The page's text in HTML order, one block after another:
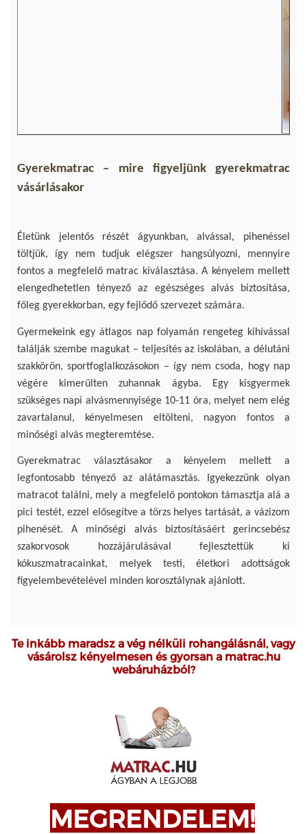
Gyerekmatrac – mire figyeljünk gyerekmatrac
vásárlásakor
Életünk jelentős részét ágyunkban, alvással, pihenéssel
töltjük, így nem tudjuk elégszer hangsúlyozni, mennyire
fontos a megfelelő matrac kiválasztása. A kényelem mellett
elengedhetetlen tényező az egészséges alvás biztosítása,
főleg gyerekkorban, egy fejlődő szervezet számára.
Gyermekeink egy átlagos nap folyamán rengeteg kihívással
találják szembe magukat – teljesítés az iskolában, a délutáni
szakkörön, sportfoglalkozásokon – így nem csoda, hogy nap
végére kimerülten zuhannak ágyba. Egy kisgyermek
szükséges napi alvásmennyisége 10-11 óra, melyet nem elég
zavartalanul, kényelmesen eltölteni, nagyon fontos a
minőségi alvás megteremtése.
Gyerekmatrac választásakor a kényelem mellett a
legfontosabb tényező az alátámasztás. Igyekezzünk olyan
matracot találni, mely a megfelelő pontokon támasztja alá a
pici testét, ezzel elősegítve a törzs helyes tartását, a vázizom
pihenését. A minőségi alvás biztosításáért gerincsebész
szakorvosok hozzájárulásával fejlesztettük ki
kókuszmatracainkat, melyek testi, életkori adottságok
figyelembevételével minden korosztálynak ajánlott.
Te inkább maradsz a vég nélküli rohangálásnál, vagy
vásárolsz kényelmesen és gyorsan a matrac.hu
webáruházból?
MEGRENDELEM!